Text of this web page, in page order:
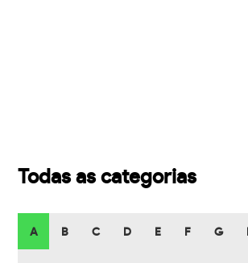
Todas as categorias
A B C D E F G